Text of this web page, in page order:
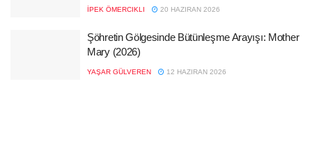
İPEK ÖMERCIKLI 20 HAZIRAN 2026
Şöhretin Gölgesinde Bütünleşme Arayışı: Mother
Mary (2026)
YAŞAR GÜLVEREN 12 HAZIRAN 2026